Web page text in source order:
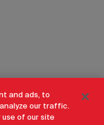
and ads, to
our traffic.
use of our site